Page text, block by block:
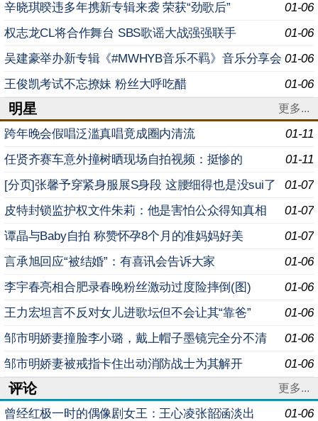
01-06
辛晓琪暌违多年携新专辑来袭 荣获“劲歌后”
01-06
权志龙CL将合作舞台 SBS歌谣大战强强联手
01-06
吴建豪举办新专辑《#MWHYB音乐不羁》音乐分享会
01-06
王俊凯考试不忘撩妹 粉丝大呼吃醋
明星 更多...
01-11
跨年晚会假唱泛滥真唱竟成圈内清流
01-11
任贤齐赛车意外撞树晒现场自拍视频：挺惨的
01-07
[分页]张馨予穿紧身服展S身段 这腰细得也是没sui了
01-07
皮特封锁监护权文件朱莉：他是害怕公众得知真相
01-07
谭晶与Baby自拍 称赞怀孕8个月的准妈妈好美
01-06
言承旭回应“被结婚”：有喜讯会告诉大家
01-06
李宇春亮相合肥录春晚粉丝激动过度险摔倒(图)
01-06
王力宏坦言不反对女儿进歌坛但不会让其“靠爸”
01-06
邹市明娇妻撞脸李小璐，戴上帽子墨镜完全分不清
01-06
邹市明娇妻被戒指卡住出动消防战士为其解开
评论 更多...
01-06
曾经红极一时的偶像剧女王：王心凌张韶涵淡出